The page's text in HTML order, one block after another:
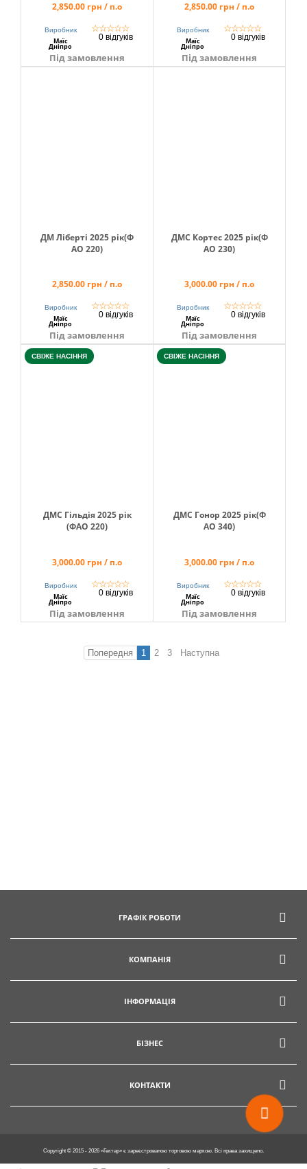
2,850.00 грн / п.о
Виробник
Маїс
Дніпро
☆☆☆☆☆
0 відгуків
Під замовлення
2,850.00 грн / п.о
Виробник
Маїс
Дніпро
☆☆☆☆☆
0 відгуків
Під замовлення
ДМ Ліберті 2025 рік(Ф
АО 220)
2,850.00 грн / п.о
Виробник
Маїс
Дніпро
☆☆☆☆☆
0 відгуків
Під замовлення
ДМС Кортес 2025 рік(Ф
АО 230)
3,000.00 грн / п.о
Виробник
Маїс
Дніпро
☆☆☆☆☆
0 відгуків
Під замовлення
СВІЖЕ НАСІННЯ
ДМС Гільдія 2025 рік
(ФАО 220)
3,000.00 грн / п.о
Виробник
Маїс
Дніпро
☆☆☆☆☆
0 відгуків
Під замовлення
СВІЖЕ НАСІННЯ
ДМС Гонор 2025 рік(Ф
АО 340)
3,000.00 грн / п.о
Виробник
Маїс
Дніпро
☆☆☆☆☆
0 відгуків
Під замовлення
Попередня 1 2 3 Наступна
ГРАФІК РОБОТИ
КОМПАНІЯ
ІНФОРМАЦІЯ
БІЗНЕС
КОНТАКТИ
Copyright © 2015 - 2026 «Гектар» є зареєстрованою торговою маркою. Всі права захищено.